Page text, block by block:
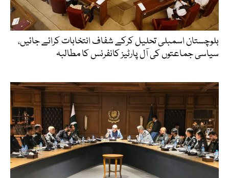
بلوچستان اسمبلی تحلیل کرکے شفاف انتخابات کرائے جائیں،
سیاسی جماعتوں کی آل پارٹیز کانفرنس کا مطالبہ